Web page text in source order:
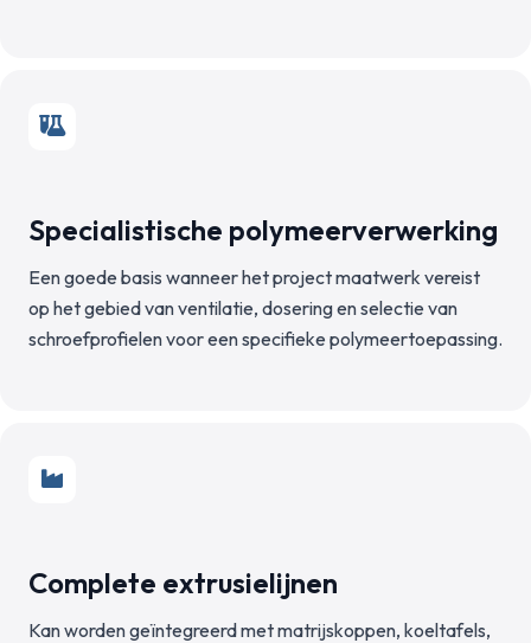
Specialistische polymeerverwerking
Een goede basis wanneer het project maatwerk vereist
op het gebied van ventilatie, dosering en selectie van
schroefprofielen voor een specifieke polymeertoepassing.
Complete extrusielijnen
Kan worden geïntegreerd met matrijskoppen, koeltafels,